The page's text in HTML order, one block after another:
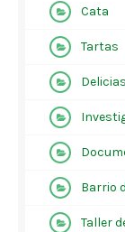
Cata
Tartas
Delicias
Barrio
Taller